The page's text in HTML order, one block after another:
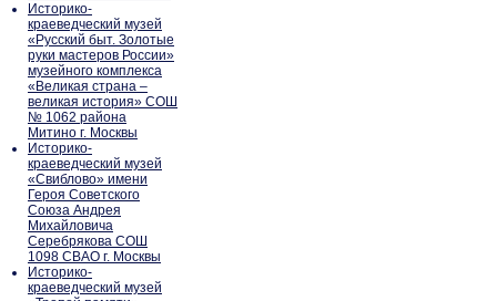
Историко-
краеведческий музей
«Русский быт. Золотые
руки мастеров России»
музейного комплекса
«Великая страна –
великая история» СОШ
№ 1062 района
Митино г. Москвы
Историко-
краеведческий музей
«Свиблово» имени
Героя Советского
Союза Андрея
Михайловича
Серебрякова СОШ
1098 СВАО г. Москвы
Историко-
краеведческий музей